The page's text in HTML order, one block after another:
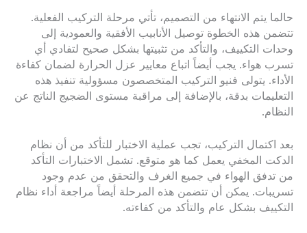
حالما يتم الانتهاء من التصميم، تأتي مرحلة التركيب الفعلية.
تتضمن هذه الخطوة توصيل الأنابيب الأفقية والعمودية إلى
وحدات التكييف، والتأكد من تثبيتها بشكل صحيح لتفادي أي
تسرب هواء. يجب أيضاً اتباع معايير عزل الحرارة لضمان كفاءة
الأداء. يتولى فنيو التركيب المتخصصون مسؤولية تنفيذ هذه
التعليمات بدقة، بالإضافة إلى مراقبة مستوى الضجيج الناتج عن
النظام.
بعد اكتمال التركيب، تجب عملية الاختبار للتأكد من أن نظام
الدكت المخفي يعمل كما هو متوقع. تشمل الاختبارات التأكد
من تدفق الهواء في جميع الغرف والتحقق من عدم وجود
تسريبات. يمكن أن تتضمن هذه المرحلة أيضاً مراجعة أداء نظام
التكييف بشكل عام والتأكد من كفاءته.